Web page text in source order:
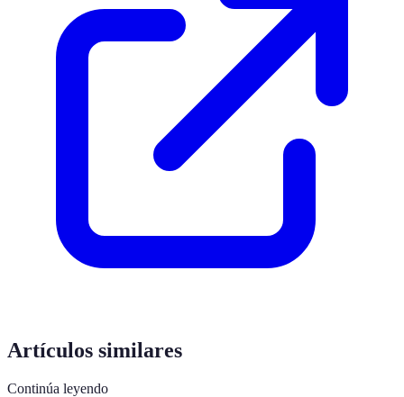
Artículos similares
Continúa leyendo